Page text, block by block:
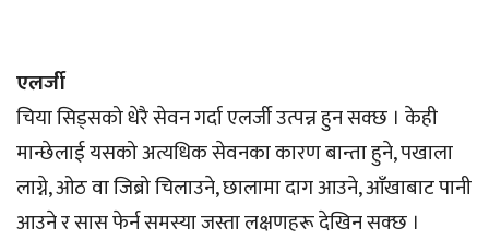
एलर्जी
चिया सिड्सको धेरै सेवन गर्दा एलर्जी उत्पन्न हुन सक्छ । केही
मान्छेलाई यसको अत्यधिक सेवनका कारण बान्ता हुने, पखाला
लाग्ने, ओठ वा जिब्रो चिलाउने, छालामा दाग आउने, आँखाबाट पानी
आउने र सास फेर्न समस्या जस्ता लक्षणहरू देखिन सक्छ ।